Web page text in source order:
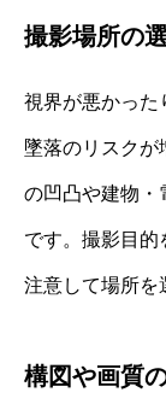
撮影場所の
視界が悪かった
墜落のリスクが
の凹凸や建物・
です。撮影目的
注意して場所を
構図や画質